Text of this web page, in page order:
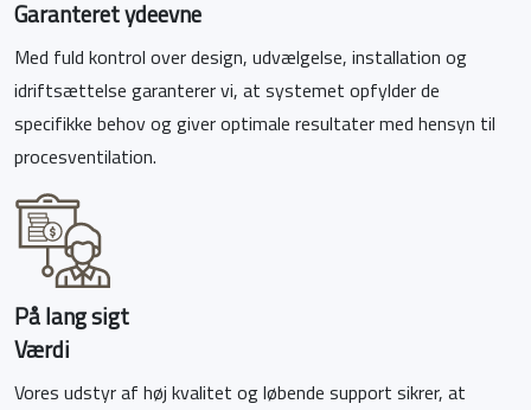
Garanteret ydeevne
Med fuld kontrol over design, udvælgelse, installation og
idriftsættelse garanterer vi, at systemet opfylder de
specifikke behov og giver optimale resultater med hensyn til
procesventilation.
På lang sigt
Værdi
Vores udstyr af høj kvalitet og løbende support sikrer, at